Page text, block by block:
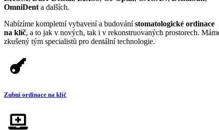
OmniDent a dalších.
Nabízíme kompletní vybavení a budovánístomatologické ordinace
na klíč, a to jak v nových, tak i v rekonstruovaných prostorech.
zkušený tým specialistů pro dentální technologie.
Zubní ordinace na klíč